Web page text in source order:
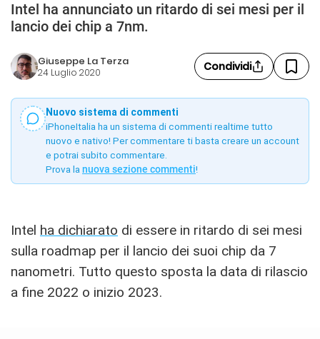
Intel ha annunciato un ritardo di sei mesi per il
lancio dei chip a 7nm.
Giuseppe La Terza
24 Luglio 2020 Condividi
Nuovo sistema di commenti
iPhoneItalia ha un sistema di commenti realtime tutto
nuovo e nativo! Per commentare ti basta creare un account
e potrai subito commentare.
Prova la nuova sezione commenti!
Intel ha dichiarato di essere in ritardo di sei mesi
sulla roadmap per il lancio dei suoi chip da 7
nanometri. Tutto questo sposta la data di rilascio
a fine 2022 o inizio 2023.